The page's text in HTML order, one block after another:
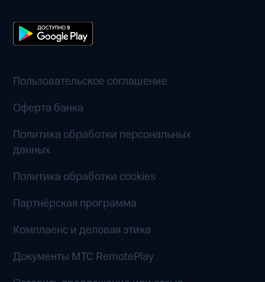
Пользовательское соглашение
Оферта банка
Политика обработки персональных
данных
Политика обработки cookies
Партнёрская программа
Комплаенс и деловая этика
Документы MTC RemotePlay